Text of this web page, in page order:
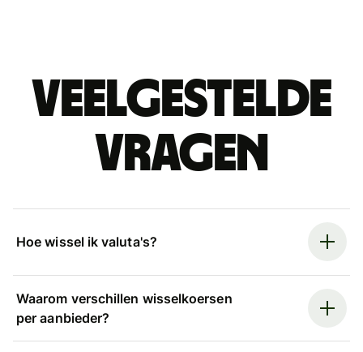
Veelgestelde
vragen
Hoe wissel ik valuta's?
Waarom verschillen wisselkoersen
per aanbieder?